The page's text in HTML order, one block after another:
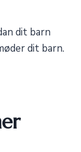
dit barn
dit barn.